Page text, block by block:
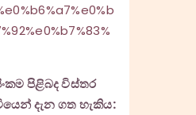
පිළිබද විස්තර
දැන ගත හැකිය: